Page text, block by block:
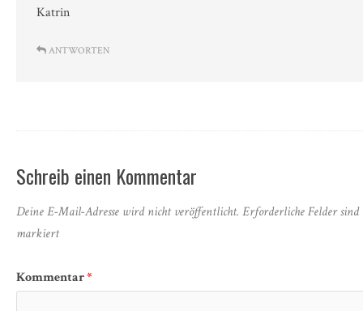
Katrin
ANTWORTEN
Schreib einen Kommentar
Deine E-Mail-Adresse wird nicht veröffentlicht. Erforderliche Felder
markiert
Kommentar*